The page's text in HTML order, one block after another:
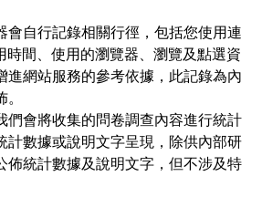
會自行記錄相關行徑，包括您使用連
時間、使用的瀏覽器、瀏覽及點選資
進網站服務的參考依據，此記錄為內
們會將收集的問卷調查內容進行統計
計數據或說明文字呈現，除供內部研
佈統計數據及說明文字，但不涉及特